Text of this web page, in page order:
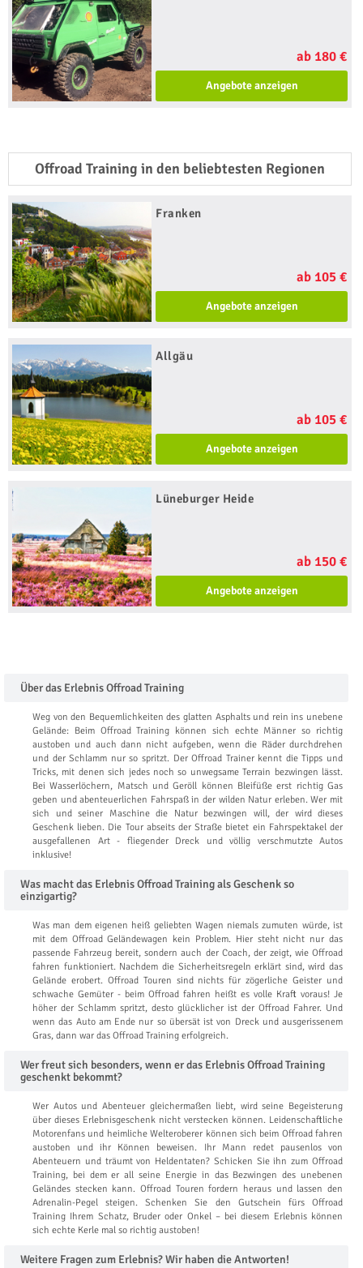
ab 180 €
Angebote anzeigen
Offroad Training in den beliebtesten Regionen
Franken
ab 105 €
Angebote anzeigen
Allgäu
ab 105 €
Angebote anzeigen
Lüneburger Heide
ab 150 €
Angebote anzeigen
Über das Erlebnis Offroad Training
Weg von den Bequemlichkeiten des glatten Asphalts und rein ins unebene
Gelände: Beim Offroad Training können sich echte Männer so richtig
austoben und auch dann nicht aufgeben, wenn die Räder durchdrehen
und der Schlamm nur so spritzt. Der Offroad Trainer kennt die Tipps und
Tricks, mit denen sich jedes noch so unwegsame Terrain bezwingen lässt.
Bei Wasserlöchern, Matsch und Geröll können Bleifüße erst richtig Gas
geben und abenteuerlichen Fahrspaß in der wilden Natur erleben. Wer mit
sich und seiner Maschine die Natur bezwingen will, der wird dieses
Geschenk lieben. Die Tour abseits der Straße bietet ein Fahrspektakel der
ausgefallenen Art - fliegender Dreck und völlig verschmutzte Autos
inklusive!
Was macht das Erlebnis Offroad Training als Geschenk so
einzigartig?
Was man dem eigenen heiß geliebten Wagen niemals zumuten würde, ist
mit dem Offroad Geländewagen kein Problem. Hier steht nicht nur das
passende Fahrzeug bereit, sondern auch der Coach, der zeigt, wie Offroad
fahren funktioniert. Nachdem die Sicherheitsregeln erklärt sind, wird das
Gelände erobert. Offroad Touren sind nichts für zögerliche Geister und
schwache Gemüter - beim Offroad fahren heißt es volle Kraft voraus! Je
höher der Schlamm spritzt, desto glücklicher ist der Offroad Fahrer. Und
wenn das Auto am Ende nur so übersät ist von Dreck und ausgerissenem
Gras, dann war das Offroad Training erfolgreich.
Wer freut sich besonders, wenn er das Erlebnis Offroad Training
geschenkt bekommt?
Wer Autos und Abenteuer gleichermaßen liebt, wird seine Begeisterung
über dieses Erlebnisgeschenk nicht verstecken können. Leidenschaftliche
Motorenfans und heimliche Welteroberer können sich beim Offroad fahren
austoben und ihr Können beweisen. Ihr Mann redet pausenlos von
Abenteuern und träumt von Heldentaten? Schicken Sie ihn zum Offroad
Training, bei dem er all seine Energie in das Bezwingen des unebenen
Geländes stecken kann. Offroad Touren fordern heraus und lassen den
Adrenalin-Pegel steigen. Schenken Sie den Gutschein fürs Offroad
Training Ihrem Schatz, Bruder oder Onkel – bei diesem Erlebnis können
sich echte Kerle mal so richtig austoben!
Weitere Fragen zum Erlebnis? Wir haben die Antworten!